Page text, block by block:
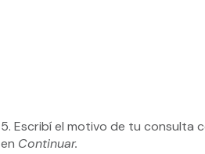
5.Escribí el motivo de tu consulta
en Continuar.